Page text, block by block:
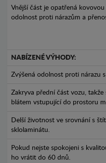
Vnější část je opatřená
odolnost proti nárazům a
NABÍZENÉ VÝHODY:
Zvýšená odolnost proti nárazu
Zakryva přední část vozu,
blátem vstupující do prostoru
Delší životnost ve srovnání s
sklolaminátu.
Pokud nejste spokojeni s
ho vrátit do 60 dnů.